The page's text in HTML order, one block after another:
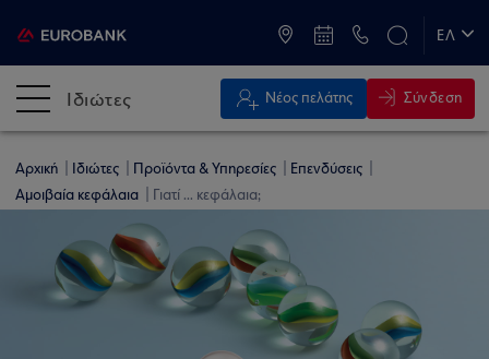
ΕΛ
Ιδιώτες Νέος πελάτης Σύνδεση
Αρχική Ιδιώτες Προϊόντα & Υπηρεσίες
Επενδύσεις
Αμοιβαία κεφάλαια
Γιατί ... κεφάλαια;